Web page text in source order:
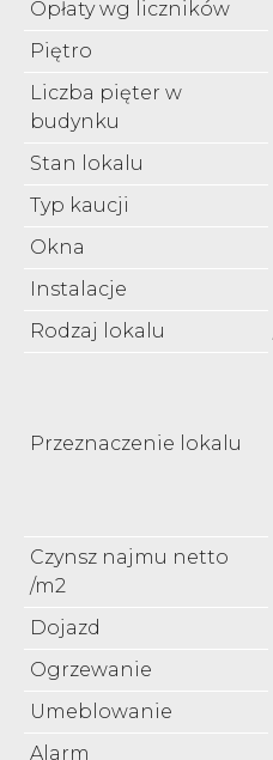
Opłaty wg liczników
Piętro
Liczba pięter w
budynku
Stan lokalu
Typ kaucji
Okna
Instalacje
Rodzaj lokalu
Przeznaczenie lokalu
Czynsz najmu netto
/m2
Dojazd
Ogrzewanie
Umeblowanie
Alarm